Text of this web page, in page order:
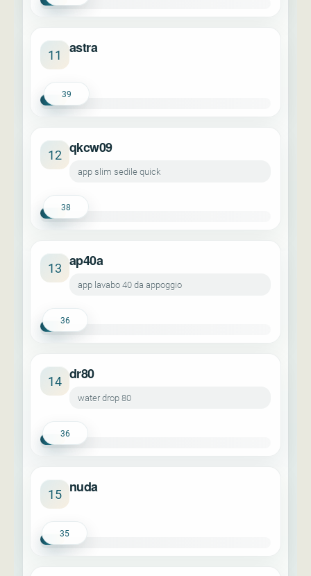
11 astra
39
12 qkcw09
app slim sedile quick
38
13 ap40a
app lavabo 40 da appoggio
36
14 dr80
water drop 80
36
15 nuda
35